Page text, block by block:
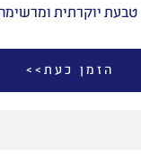
טבעת יוקרתית
הזמן כעת>>